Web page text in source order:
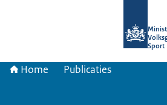
Sport
Home Publicaties